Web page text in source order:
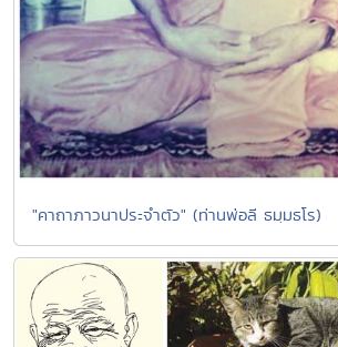
"คาถาภาวนาประจำตัว" (ท่านพ่อลี ธมฺมธโร)